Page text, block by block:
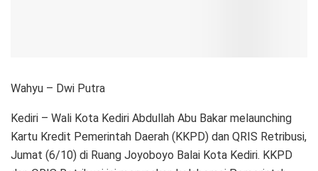
Wahyu – Dwi Putra
Kediri – Wali Kota Kediri Abdullah Abu Bakar melaunching
Kartu Kredit Pemerintah Daerah (KKPD) dan QRIS Retribusi,
Jumat (6/10) di Ruang Joyoboyo Balai Kota Kediri. KKPD